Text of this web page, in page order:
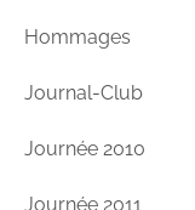
Hommages
Journal-Club
Journée 2010
Journée 2011